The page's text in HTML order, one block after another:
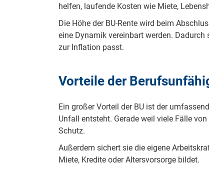
helfen, laufende Kosten wie Miete,
Die Höhe der BU-Rente wird beim
eine Dynamik vereinbart werden.
zur Inflation passt.
Vorteile der
Ein großer Vorteil der BU ist der
Unfall entsteht. Gerade weil viele Fälle
Schutz.
Außerdem sichert sie die eigene
Miete, Kredite oder Altersvorsorge bildet.